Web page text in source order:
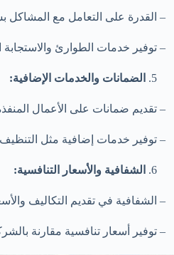
– القدرة على التعامل مع المشاكل
– توفير خدمات الطوارئ والاستجابة
الضمانات والخدمات الإضافية:
– تقديم ضمانات على الأعمال
– توفير خدمات إضافية مثل التنظيف
الشفافية والأسعار التنافسية:
– الشفافية في تقديم التكاليف
– توفير أسعار تنافسية مقارنة